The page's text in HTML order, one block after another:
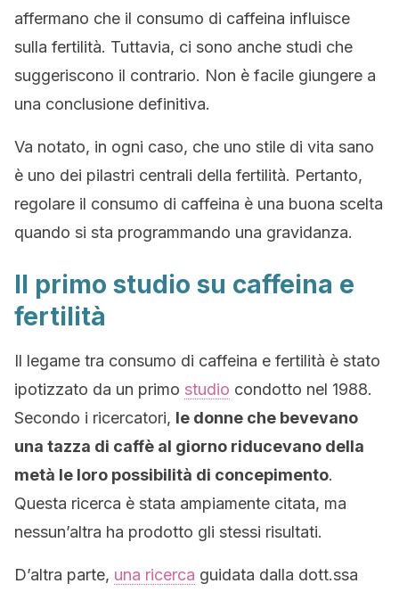
affermano che il consumo di caffeina influisce
sulla fertilità. Tuttavia, ci sono anche studi che
suggeriscono il contrario. Non è facile giungere a
una conclusione definitiva.
Va notato, in ogni caso, che uno stile di vita sano
è uno dei pilastri centrali della fertilità. Pertanto,
regolare il consumo di caffeina è una buona scelta
quando si sta programmando una gravidanza.
Il primo studio su caffeina e
fertilità
Il legame tra consumo di caffeina e fertilità è stato
ipotizzato da un primo studio condotto nel 1988.
Secondo i ricercatori, le donne che bevevano
una tazza di caffè al giorno riducevano della
metà le loro possibilità di concepimento.
Questa ricerca è stata ampiamente citata, ma
nessun’altra ha prodotto gli stessi risultati.
D’altra parte, una ricerca guidata dalla dott.ssa